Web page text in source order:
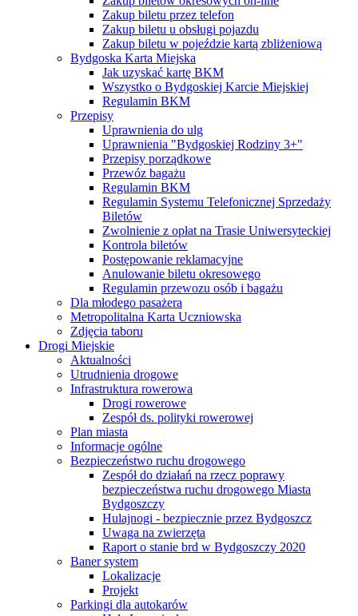
Zakup biletu przez telefon
Zakup biletu u obsługi pojazdu
Zakup biletu w pojeździe kartą zbliżeniową
Bydgoska Karta Miejska
Jak uzyskać kartę BKM
Wszystko o Bydgoskiej Karcie Miejskiej
Regulamin BKM
Przepisy
Uprawnienia do ulg
Uprawnienia "Bydgoskiej Rodziny 3+"
Przepisy porządkowe
Przewóz bagażu
Regulamin BKM
Regulamin Systemu Telefonicznej Sprzedaży
Biletów
Zwolnienie z opłat na Trasie Uniwersyteckiej
Kontrola biletów
Postępowanie reklamacyjne
Anulowanie biletu okresowego
Regulamin przewozu osób i bagażu
Dla młodego pasażera
Metropolitalna Karta Uczniowska
Zdjęcia taboru
Drogi Miejskie
Aktualności
Utrudnienia drogowe
Infrastruktura rowerowa
Drogi rowerowe
Zespół ds. polityki rowerowej
Plan miasta
Informacje ogólne
Bezpieczeństwo ruchu drogowego
Zespół do działań na rzecz poprawy
bezpieczeństwa ruchu drogowego Miasta
Bydgoszczy
Hulajnogi - bezpiecznie przez Bydgoszcz
Uwaga na zwierzęta
Raport o stanie brd w Bydgoszczy 2020
Baner system
Lokalizacje
Projekt
Parkingi dla autokarów